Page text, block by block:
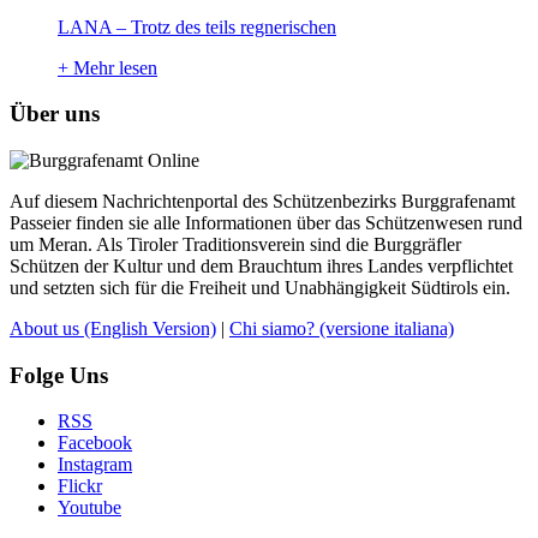
LANA – Trotz des teils regnerischen
+ Mehr lesen
Über uns
Auf diesem Nachrichtenportal des Schützenbezirks Burggrafenamt
Passeier finden sie alle Informationen über das Schützenwesen rund
um Meran. Als Tiroler Traditionsverein sind die Burggräfler
Schützen der Kultur und dem Brauchtum ihres Landes verpflichtet
und setzten sich für die Freiheit und Unabhängigkeit Südtirols ein.
About us (English Version) | Chi siamo? (versione italiana)
Folge Uns
RSS
Facebook
Instagram
Flickr
Youtube